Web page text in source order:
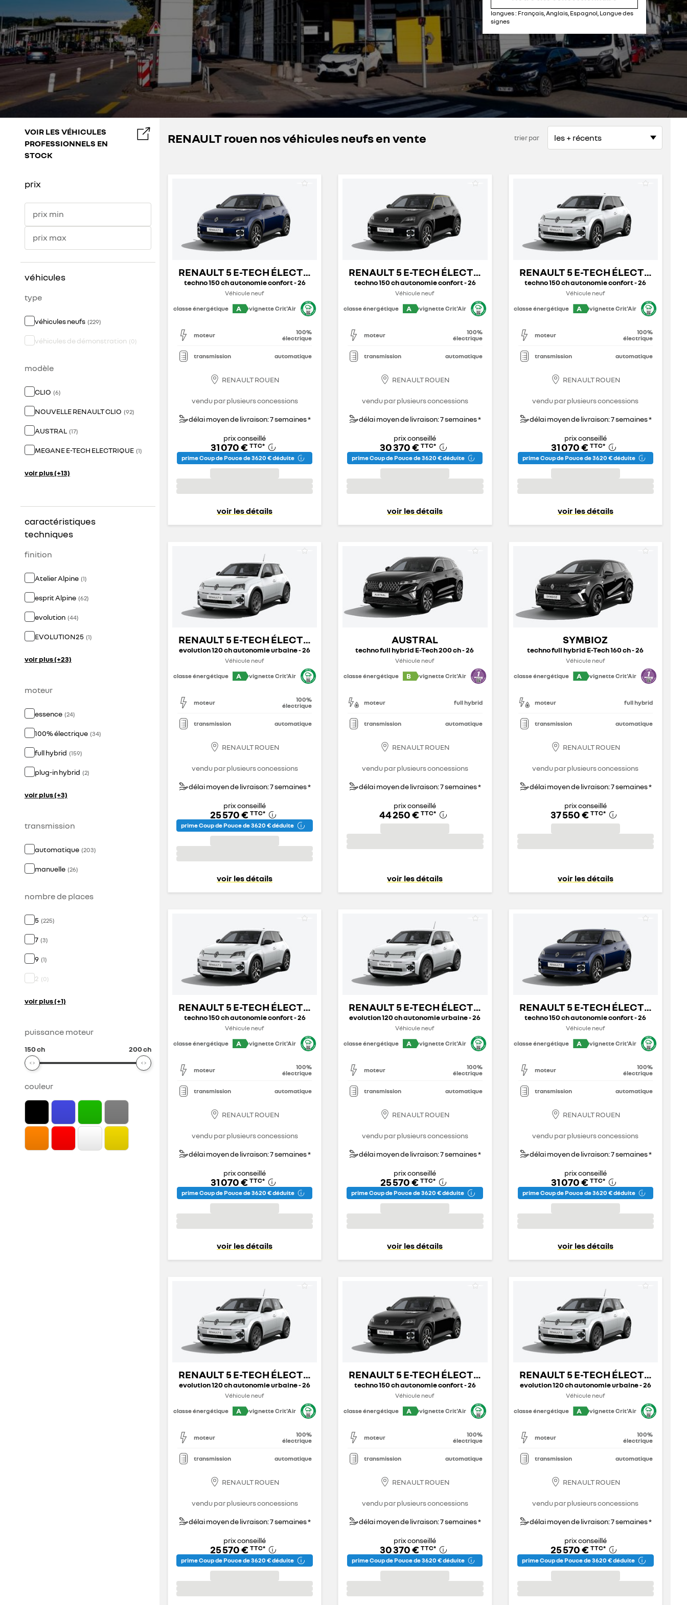
dimanche
fermé
langues : Français, Anglais, Espagnol, Langue des
signes
VOIR LES VÉHICULES
PROFESSIONNELS EN
STOCK
prix
prix min
prix max
véhicules
type
véhicules neufs (229)
véhicules de démonstration (0)
modèle
CLIO (6)
NOUVELLE RENAULT CLIO (92)
AUSTRAL (17)
MEGANE E-TECH ELECTRIQUE (1)
voir plus (+13)
caractéristiques
techniques
finition
Atelier Alpine (1)
esprit Alpine (62)
evolution (44)
EVOLUTION25 (1)
voir plus (+23)
moteur
essence (24)
100% électrique (34)
full hybrid (159)
plug-in hybrid (2)
voir plus (+3)
transmission
automatique (203)
manuelle (26)
nombre de places
5 (225)
7 (3)
9 (1)
2 (0)
voir plus (+1)
puissance moteur
150 ch 200 ch
couleur
RENAULT rouen nos véhicules neufs en vente trier par
RENAULT 5 E-TECH ÉLECTRIQUE
techno 150 ch autonomie confort - 26
Véhicule neuf
classe énergétique
A vignette Crit'Air
moteur
100%
électrique
transmission automatique
RENAULT ROUEN
vendu par plusieurs concessions
délai moyen de livraison: 7 semaines *
prix conseillé
31 070 € TTC*
prime Coup de Pouce de 3 620 € déduite
voir les détails
RENAULT 5 E-TECH ÉLECTRIQUE
techno 150 ch autonomie confort - 26
Véhicule neuf
classe énergétique
A vignette Crit'Air
moteur
100%
électrique
transmission automatique
RENAULT ROUEN
vendu par plusieurs concessions
délai moyen de livraison: 7 semaines *
prix conseillé
30 370 € TTC*
prime Coup de Pouce de 3 620 € déduite
voir les détails
RENAULT 5 E-TECH ÉLECTRIQUE
techno 150 ch autonomie confort - 26
Véhicule neuf
classe énergétique
A vignette Crit'Air
moteur
100%
électrique
transmission automatique
RENAULT ROUEN
vendu par plusieurs concessions
délai moyen de livraison: 7 semaines *
prix conseillé
31 070 € TTC*
prime Coup de Pouce de 3 620 € déduite
voir les détails
RENAULT 5 E-TECH ÉLECTRIQUE
evolution 120 ch autonomie urbaine - 26
Véhicule neuf
classe énergétique
A vignette Crit'Air
moteur
100%
électrique
transmission automatique
RENAULT ROUEN
vendu par plusieurs concessions
délai moyen de livraison: 7 semaines *
prix conseillé
25 570 € TTC*
prime Coup de Pouce de 3 620 € déduite
voir les détails
AUSTRAL
techno full hybrid E-Tech 200 ch - 26
Véhicule neuf
classe énergétique
B vignette Crit'Air
moteur full hybrid
transmission automatique
RENAULT ROUEN
vendu par plusieurs concessions
délai moyen de livraison: 7 semaines *
prix conseillé
44 250 € TTC*
voir les détails
SYMBIOZ
techno full hybrid E-Tech 160 ch - 26
Véhicule neuf
classe énergétique
A vignette Crit'Air
moteur full hybrid
transmission automatique
RENAULT ROUEN
vendu par plusieurs concessions
délai moyen de livraison: 7 semaines *
prix conseillé
37 550 € TTC*
voir les détails
RENAULT 5 E-TECH ÉLECTRIQUE
techno 150 ch autonomie confort - 26
Véhicule neuf
classe énergétique
A vignette Crit'Air
moteur
100%
électrique
transmission automatique
RENAULT ROUEN
vendu par plusieurs concessions
délai moyen de livraison: 7 semaines *
prix conseillé
31 070 € TTC*
prime Coup de Pouce de 3 620 € déduite
voir les détails
RENAULT 5 E-TECH ÉLECTRIQUE
evolution 120 ch autonomie urbaine - 26
Véhicule neuf
classe énergétique
A vignette Crit'Air
moteur
100%
électrique
transmission automatique
RENAULT ROUEN
vendu par plusieurs concessions
délai moyen de livraison: 7 semaines *
prix conseillé
25 570 € TTC*
prime Coup de Pouce de 3 620 € déduite
voir les détails
RENAULT 5 E-TECH ÉLECTRIQUE
techno 150 ch autonomie confort - 26
Véhicule neuf
classe énergétique
A vignette Crit'Air
moteur
100%
électrique
transmission automatique
RENAULT ROUEN
vendu par plusieurs concessions
délai moyen de livraison: 7 semaines *
prix conseillé
31 070 € TTC*
prime Coup de Pouce de 3 620 € déduite
voir les détails
RENAULT 5 E-TECH ÉLECTRIQUE
evolution 120 ch autonomie urbaine - 26
Véhicule neuf
classe énergétique
A vignette Crit'Air
moteur
100%
électrique
transmission automatique
RENAULT ROUEN
vendu par plusieurs concessions
délai moyen de livraison: 7 semaines *
prix conseillé
25 570 € TTC*
prime Coup de Pouce de 3 620 € déduite
RENAULT 5 E-TECH ÉLECTRIQUE
techno 150 ch autonomie confort - 26
Véhicule neuf
classe énergétique
A vignette Crit'Air
moteur
100%
électrique
transmission automatique
RENAULT ROUEN
vendu par plusieurs concessions
délai moyen de livraison: 7 semaines *
prix conseillé
30 370 € TTC*
prime Coup de Pouce de 3 620 € déduite
RENAULT 5 E-TECH ÉLECTRIQUE
evolution 120 ch autonomie urbaine - 26
Véhicule neuf
classe énergétique
A vignette Crit'Air
moteur
100%
électrique
transmission automatique
RENAULT ROUEN
vendu par plusieurs concessions
délai moyen de livraison: 7 semaines *
prix conseillé
25 570 € TTC*
prime Coup de Pouce de 3 620 € déduite